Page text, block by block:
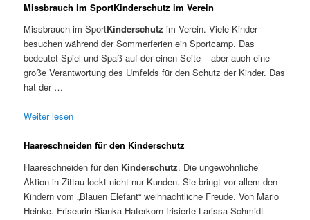
Missbrauch im SportKinderschutz im Verein
Missbrauch im SportKinderschutz im Verein. Viele Kinder
besuchen während der Sommerferien ein Sportcamp. Das
bedeutet Spiel und Spaß auf der einen Seite – aber auch eine
große Verantwortung des Umfelds für den Schutz der Kinder. Das
hat der …
Weiter lesen
Haareschneiden für den Kinderschutz
Haareschneiden für den Kinderschutz. Die ungewöhnliche
Aktion in Zittau lockt nicht nur Kunden. Sie bringt vor allem den
Kindern vom „Blauen Elefant“ weihnachtliche Freude. Von Mario
Heinke. Friseurin Bianka Haferkorn frisierte Larissa Schmidt